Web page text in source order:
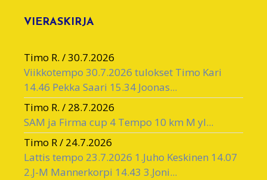
VIERASKIRJA
Timo R. /30.7.2026
Viikkotempo 30.7.2026 tulokset Timo Kari
14.46 Pekka Saari 15.34 Joonas...
Timo R. / 28.7.2026
SAM ja Firma cup 4 Tempo 10 km M yl...
Timo R/ 24.7.2026
Lattis tempo 23.7.2026 1.Juho Keskinen 14.07
2.J-M Mannerkorpi 14.43 3.Joni...